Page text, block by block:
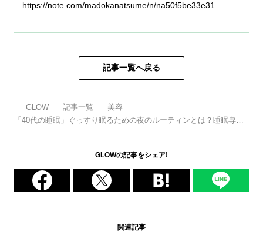
https://note.com/madokanatsume/n/na50f5be33e31
記事一覧へ戻る
GLOW 記事一覧
美容
「40代の睡眠」ぐっすり眠るための夜のルーティンとは？睡眠専門
GLOWの記事をシェア!
関連記事